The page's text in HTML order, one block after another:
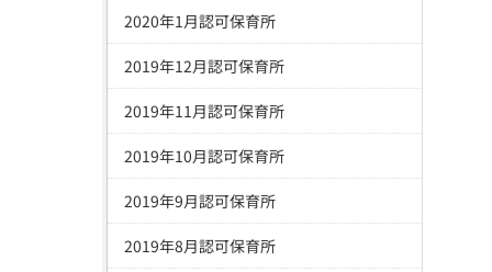
2020年1月認可保育所
2019年12月認可保育所
2019年11月認可保育所
2019年10月認可保育所
2019年9月認可保育所
2019年8月認可保育所